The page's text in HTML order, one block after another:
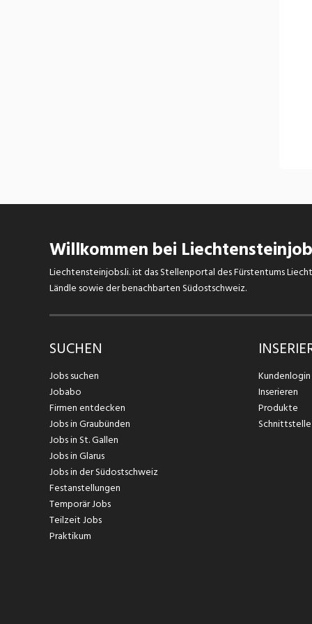
Willkommen bei
Liechtensteinjobs.li. ist das Stellenportal des Fürstentums
Ländle sowie der benachbarten Südostschweiz.
SUCHEN
Jobs suchen
Jobabo
Firmen entdecken
Jobs in Graubünden
Jobs in St. Gallen
Jobs in Glarus
Jobs in der Südostschweiz
Festanstellungen
Temporär Jobs
Teilzeit Jobs
Praktikum
Kundenlogin
Inserieren
Produkte
Schnittstelle